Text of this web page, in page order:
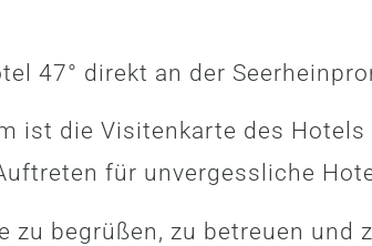
47° direkt an der
ist die Visitenkarte des
für unvergessliche
begrüßen, zu betreuen und